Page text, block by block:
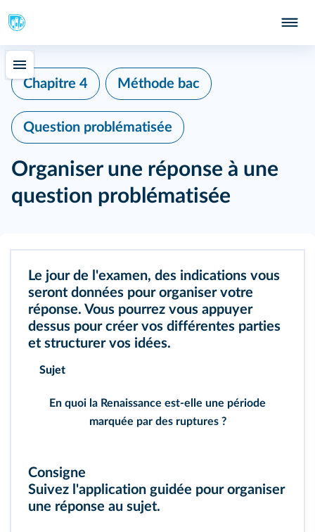
Chapitre 4 Méthode bac
Question problématisée
Organiser une réponse à une
question problématisée
Le jour de l'examen, des indications vous
seront données pour organiser votre
réponse. Vous pourrez vous appuyer
dessus pour créer vos différentes parties
et structurer vos idées.
Sujet
En quoi la Renaissance est-elle une période
marquée par des ruptures ?
Consigne
Suivez l'application guidée pour organiser
une réponse au sujet.